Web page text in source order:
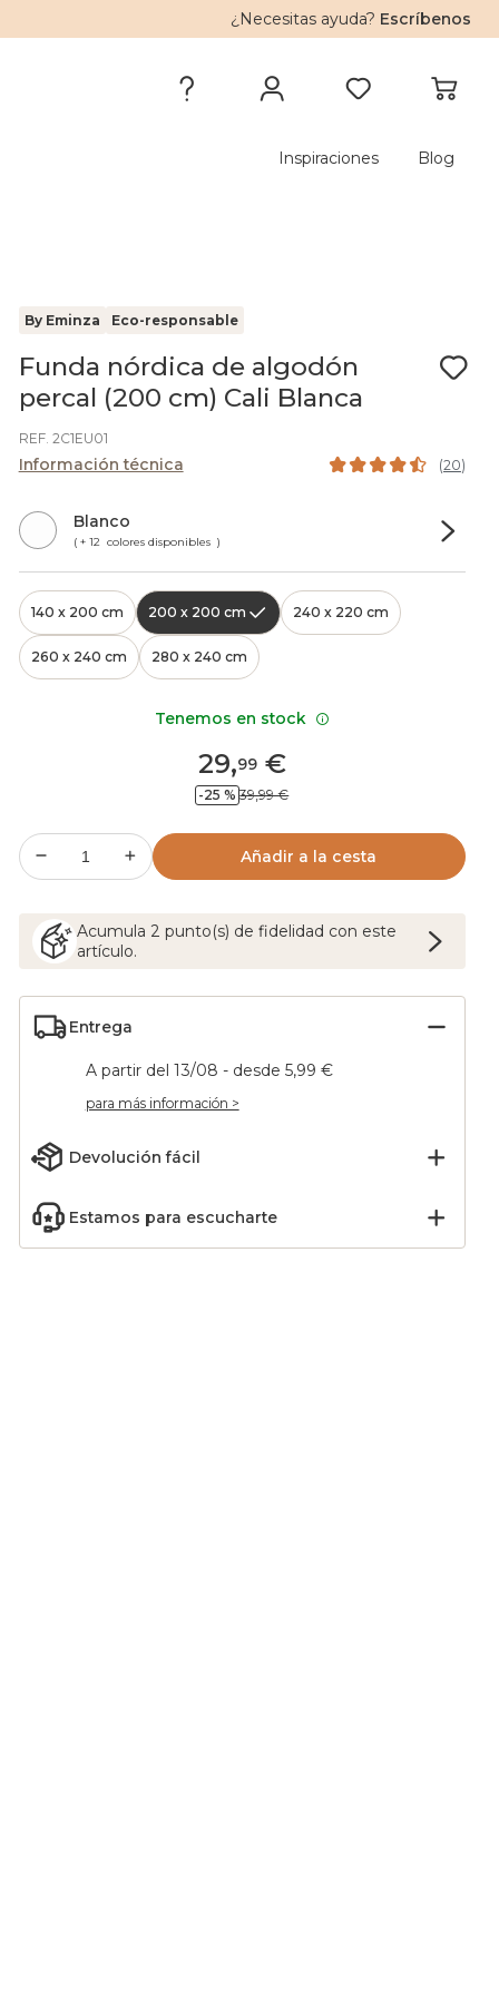
¿Necesitas ayuda? Escríbenos
Inspiraciones Blog
By Eminza Eco-responsable
Funda nórdica de algodón
percal (200 cm) Cali Blanca
REF. 2C1EU01
Información técnica (20)
Blanco
( + 12 colores disponibles )
140 x 200 cm 200 x 200 cm 240 x 220 cm
260 x 240 cm 280 x 240 cm
29,99€
-25 % 39,99 €
Añadir a la cesta
Acumula 2 punto(s) de fidelidad con este
artículo.
Entrega
A partir del 13/08 - desde 5,99 €
para más información >
Devolución fácil
Estamos para escucharte